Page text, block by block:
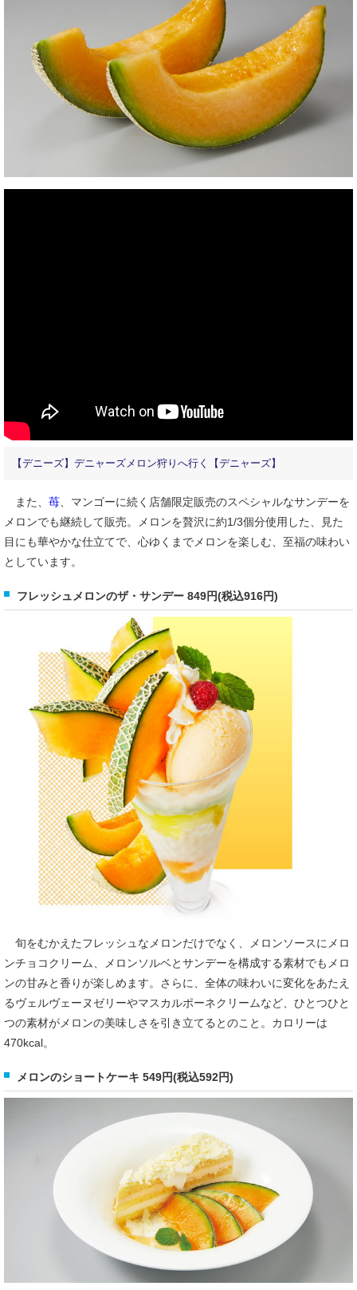
【デニーズ】デニャーズメロン狩りへ行く【デニャーズ】
また、 苺 、マンゴーに続く店舗限定販売のスペシャルなサンデーを
メロンでも継続して販売。メロンを贅沢に約1/3個分使用した、見た
目にも華やかな仕立てで、心ゆくまでメロンを楽しむ、至福の味わい
としています。
フレッシュメロンのザ・サンデー 849円(税込916円)
旬をむかえたフレッシュなメロンだけでなく、メロンソースにメロ
ンチョコクリーム、メロンソルベとサンデーを構成する素材でもメロ
ンの甘みと香りが楽しめます。さらに、全体の味わいに変化をあたえ
るヴェルヴェーヌゼリーやマスカルポーネクリームなど、ひとつひと
つの素材がメロンの美味しさを引き立てるとのこと。カロリーは
470kcal。
メロンのショートケーキ 549円(税込592円)